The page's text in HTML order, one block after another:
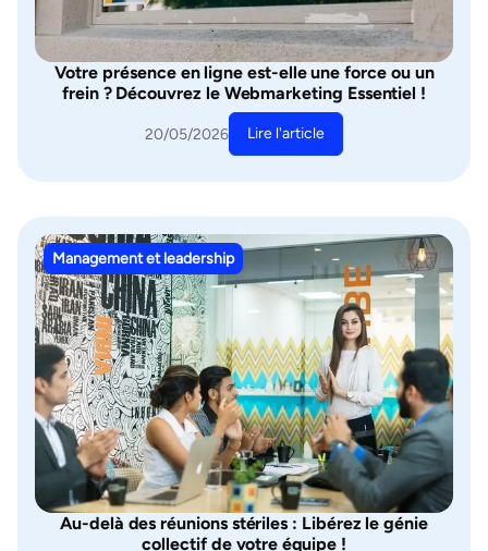
Votre présence en ligne est-elle une force ou un
frein ? Découvrez le Webmarketing Essentiel !
20/05/2026 Lire l'article
Management et leadership
Au-delà des réunions stériles : Libérez le génie
collectif de votre équipe !